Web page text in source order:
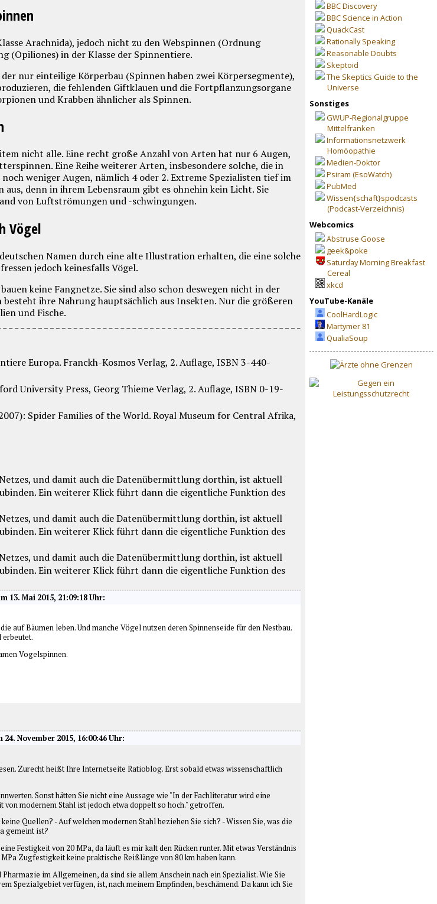
Arachnida), jedoch nicht zu den Webspinnen (Ordnung
(Opiliones) in der Klasse der Spinnentiere.
nur einteilige Körperbau (Spinnen haben zwei Körpersegmente),
die fehlenden Giftklauen und die Fortpflanzungsorgane
und Krabben ähnlicher als Spinnen.
nicht alle. Eine recht große Anzahl von Arten hat nur 6 Augen,
Eine Reihe weiterer Arten, insbesondere solche, die in
weniger Augen, nämlich 4 oder 2. Extreme Spezialisten tief im
denn in ihrem Lebensraum gibt es ohnehin kein Licht. Sie
von Luftströmungen und -schwingungen.
Vögel
Namen durch eine alte Illustration erhalten, die eine solche
jedoch keinesfalls Vögel.
keine Fangnetze. Sie sind also schon deswegen nicht in der
besteht ihre Nahrung hauptsächlich aus Insekten. Nur die größeren
und Fische.
Europa. Franckh-Kosmos Verlag, 2. Auflage, ISBN 3-440-
University Press, Georg Thieme Verlag, 2. Auflage, ISBN 0-19-
Spider Families of the World. Royal Museum for Central Afrika,
13. Mai 2015, 21:09:18 Uhr:
auf Bäumen leben. Und manche Vögel nutzen deren Spinnenseide für den Nestbau.
erbeutet.
Vogelspinnen.
November 2015, 16:00:46 Uhr:
Zurecht heißt Ihre Internetseite Ratioblog. Erst sobald etwas wissenschaftlich
Sonst hätten Sie nicht eine Aussage wie "In der Fachliteratur wird eine
modernem Stahl ist jedoch etwa doppelt so hoch." getroffen.
Quellen? - Auf welchen modernen Stahl beziehen Sie sich? - Wissen Sie, was die
gemeint ist?
Festigkeit von 20 MPa, da läuft es mir kalt den Rücken runter. Mit etwas Verständnis
Zugfestigkeit keine praktische Reißlänge von 80 km haben kann.
im Allgemeinen, da sind sie allem Anschein nach ein Spezialist. Wie Sie
Spezialgebiet verfügen, ist, nach meinem Empfinden, beschämend. Da kann ich Sie
BBC Discovery
BBC Science in Action
QuackCast
Rationally Speaking
Reasonable Doubts
Skeptoid
The Skeptics Guide to the
Universe
Sonstiges
GWUP-Regionalgruppe
Mittelfranken
Informationsnetzwerk
Homöopathie
Medien-Doktor
Psiram (EsoWatch)
PubMed
Wissen{schaft}spodcasts
(Podcast-Verzeichnis)
Webcomics
Abstruse Goose
geek&poke
Saturday Morning Breakfast
Cereal
xkcd
YouTube-Kanäle
CoolHardLogic
Martymer 81
QualiaSoup